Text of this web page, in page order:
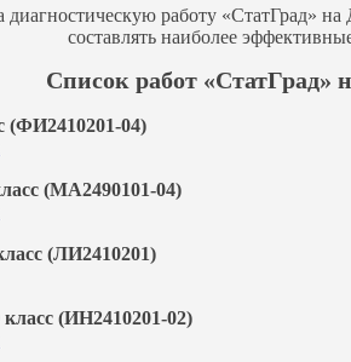
работу «СтатГрад»
составлять наиболее
Список работ «СтатГрад»
(ФИ2410201-04)
(МА2490101-04)
(ЛИ2410201)
(ИН2410201-02)